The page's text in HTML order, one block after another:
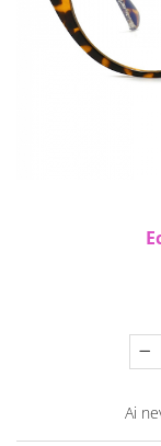
Curatenie si
Decoratiuni
Gradinarit
Scule electrice si
Silicon, spume si
Ai